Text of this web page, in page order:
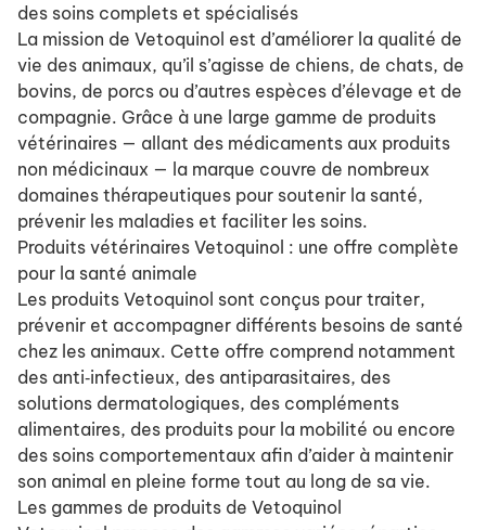
des soins complets et spécialisés
La mission de Vetoquinol est d’améliorer la qualité de
vie des animaux, qu’il s’agisse de chiens, de chats, de
bovins, de porcs ou d’autres espèces d’élevage et de
compagnie. Grâce à une large gamme de produits
vétérinaires — allant des médicaments aux produits
non médicinaux — la marque couvre de nombreux
domaines thérapeutiques pour soutenir la santé,
prévenir les maladies et faciliter les soins.
Produits vétérinaires Vetoquinol : une offre complète
pour la santé animale
Les produits Vetoquinol sont conçus pour traiter,
prévenir et accompagner différents besoins de santé
chez les animaux. Cette offre comprend notamment
des anti‑infectieux, des antiparasitaires, des
solutions dermatologiques, des compléments
alimentaires, des produits pour la mobilité ou encore
des soins comportementaux afin d’aider à maintenir
son animal en pleine forme tout au long de sa vie.
Les gammes de produits de Vetoquinol